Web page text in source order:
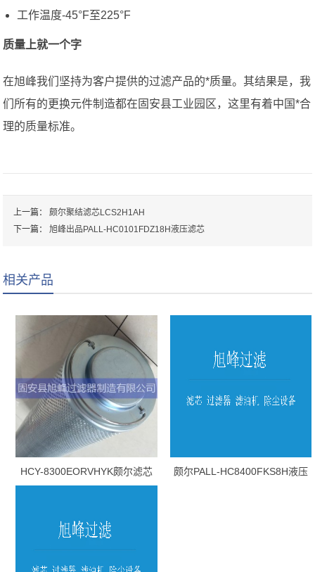
工作温度-45°F至225°F
质量上就一个字
在旭峰我们坚持为客户提供的过滤产品的*质量。其结果是，我
们所有的更换元件制造都在固安县工业园区，这里有着中国*合
理的质量标准。
上一篇：颇尔聚结滤芯LCS2H1AH
下一篇：旭峰出品PALL-HC0101FDZ18H液压滤芯
相关产品
HCY-8300EORVHYK颇尔滤芯
颇尔PALL-HC8400FKS8H液压